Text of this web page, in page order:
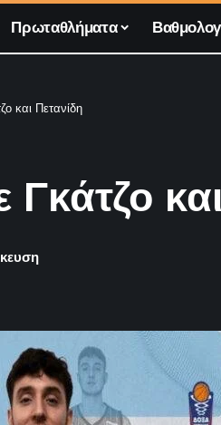
Πρωταθλήματα
και Πετανίδη